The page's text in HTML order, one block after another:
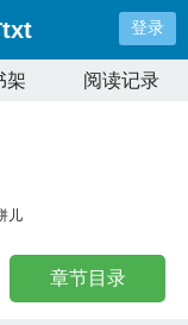
txt 登录
架 阅读记录
儿
章节目录